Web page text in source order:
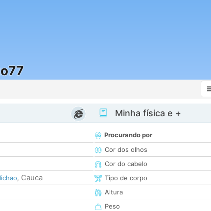
, Cauca
Minha física e +
Procurando por
Cor dos olhos
Cor do cabelo
Tipo de corpo
Altura
Peso